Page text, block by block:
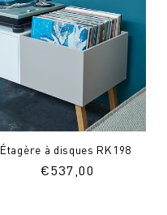
Étagère à disques RK198
Prix
€537,00